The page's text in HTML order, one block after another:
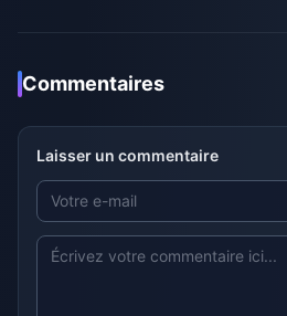
Commentaires
Laisser un commentaire